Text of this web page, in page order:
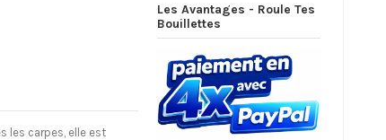
les carpes, elle est
Les Avantages - Roule Tes
Bouillettes